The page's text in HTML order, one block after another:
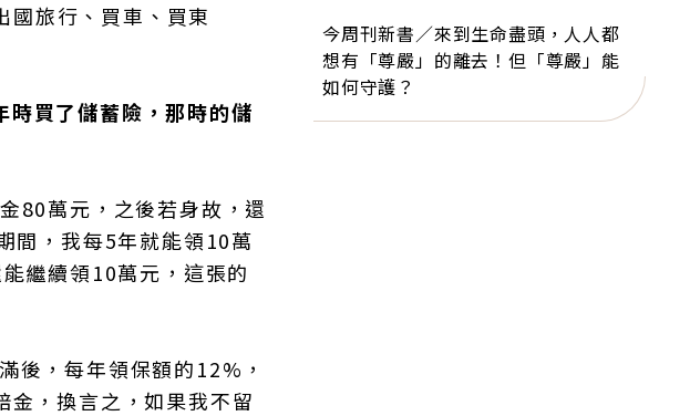
國旅行、買車、買東
買了儲蓄險，那時的儲
80萬元，之後若身故，還
間，我每5年就能領10萬
繼續領10萬元，這張的
後，每年領保額的12%，
，換言之，如果我不留
今周刊新書／來到生命盡頭，人人都
想有「尊嚴」的離去！但「尊嚴」能
如何守護？